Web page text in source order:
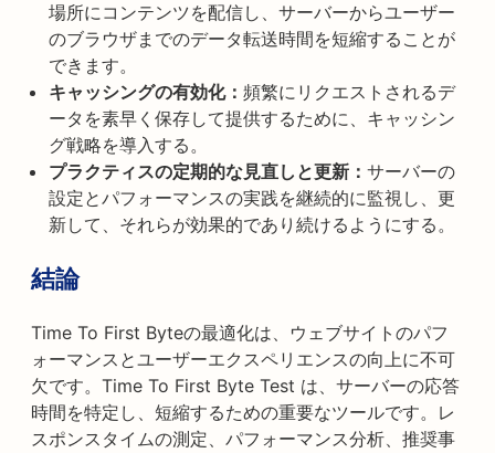
場所にコンテンツを配信し、サーバーからユーザー
のブラウザまでのデータ転送時間を短縮することが
できます。
キャッシングの有効化： 頻繁にリクエストされるデ
ータを素早く保存して提供するために、キャッシン
グ戦略を導入する。
プラクティスの定期的な見直しと更新： サーバーの
設定とパフォーマンスの実践を継続的に監視し、更
新して、それらが効果的であり続けるようにする。
結論
Time To First Byteの最適化は、ウェブサイトのパフ
ォーマンスとユーザーエクスペリエンスの向上に不可
欠です。Time To First Byte Test は、サーバーの応答
時間を特定し、短縮するための重要なツールです。レ
スポンスタイムの測定、パフォーマンス分析、推奨事